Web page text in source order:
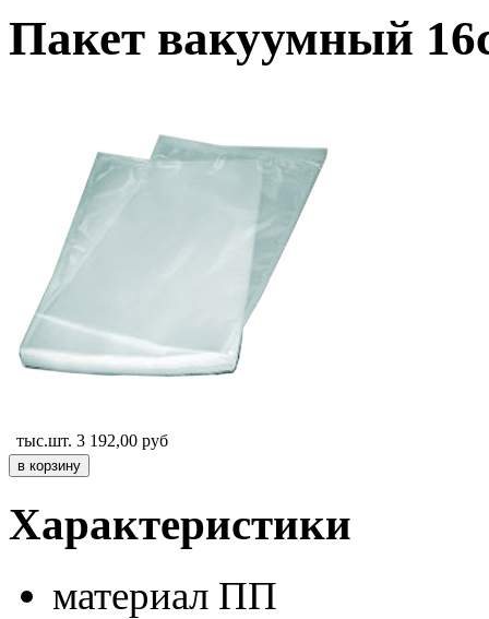
Пакет вакуумный
тыс.шт. 3 192,00 руб
Характеристики
материал ПП